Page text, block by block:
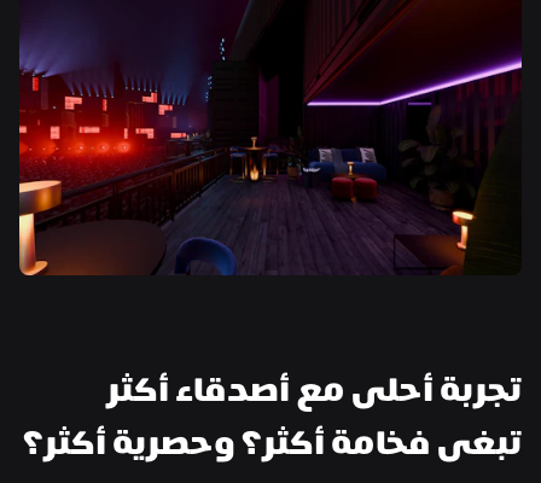
تجربة أحلى مع أصدقاء أكثر
تبغى فخامة أكثر؟ وحصرية أكثر؟